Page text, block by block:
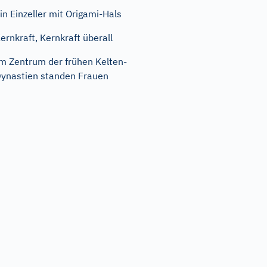
Einzeller mit Origami-Hals
Kernkraft überall
Zentrum der frühen Kelten-
standen Frauen